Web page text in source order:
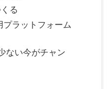
る
ラットフォーム
ない今がチャン